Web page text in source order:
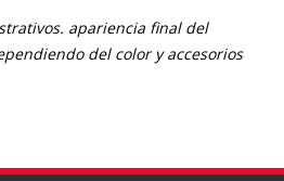
apariencia final del
del color y accesorios